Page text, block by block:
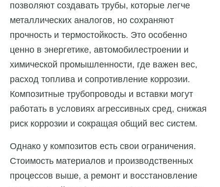
позволяют создавать трубы, которые легче
металлических аналогов, но сохраняют
прочность и термостойкость. Это особенно
ценно в энергетике, автомобилестроении и
химической промышленности, где важен вес,
расход топлива и сопротивление коррозии.
Композитные трубопроводы и вставки могут
работать в условиях агрессивных сред, снижая
риск коррозии и сокращая общий вес систем.
Однако у композитов есть свои ограничения.
Стоимость материалов и производственных
процессов выше, а ремонт и восстановление